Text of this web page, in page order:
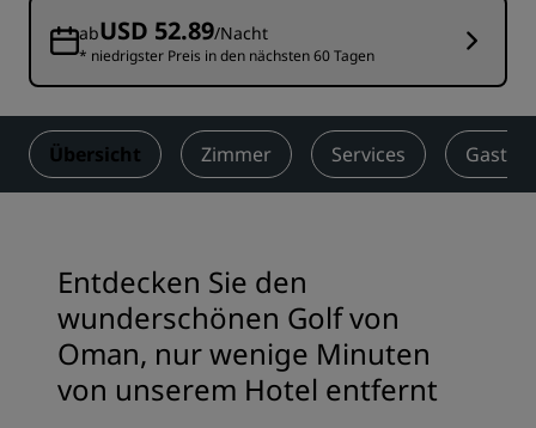
abUSD 52.89/Nacht
* niedrigster Preis in den nächsten 60 Tagen
Übersicht Zimmer Services
Entdecken Sie den
wunderschönen Golf von
Oman, nur wenige Minuten
von unserem Hotel entfernt